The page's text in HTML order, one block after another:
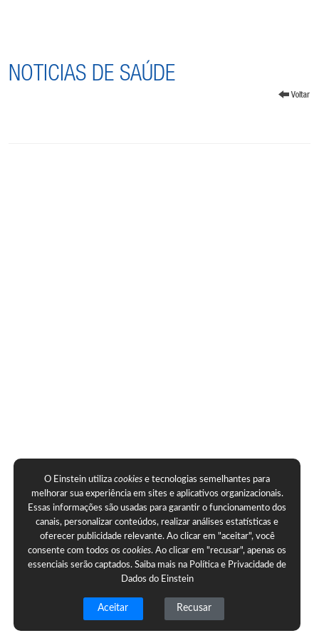
NOTICIAS DE SAÚDE
O Einstein utilizacookies e tecnologias semelhantes para
melhorar sua experiência em sites e aplicativos organizacionais.
Essas informações são usadas para garantir o funcionamento dos
canais, personalizar conteúdos, realizar análises estatísticas e
oferecer publicidade relevante. Ao clicar em "aceitar", você
consente com todos oscookies. Ao clicar em "recusar", apenas os
essenciais serão captados. Saiba mais na Política e Privacidade de
Dados do Einstein
Aceitar Recusar